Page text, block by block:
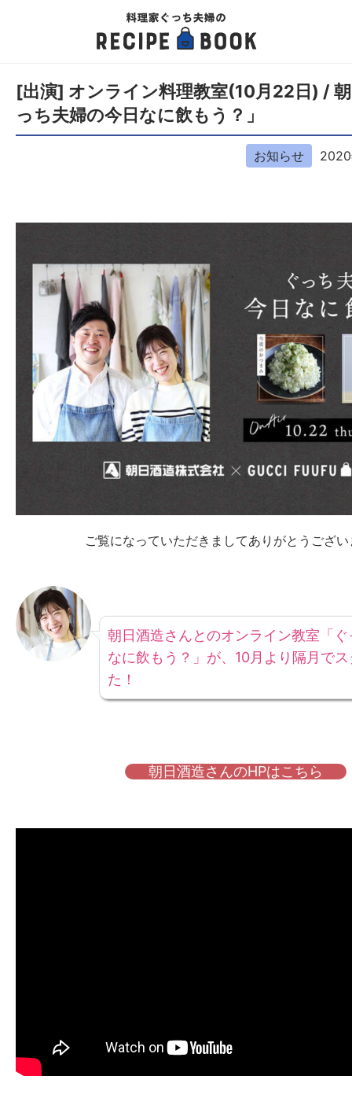
[出演] オンライン料理教室(10月22日) /
っち夫婦の今日なに飲もう？」
お知らせ
ご覧になっていただきましてありがとうござ
朝日酒造さんとのオンライン教室「
なに飲もう？」が、10月より隔月で
た！
朝日酒造さんのHPはこちら